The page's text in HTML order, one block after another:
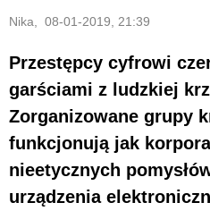
Nika, 08-01-2019, 21:39
Przestępcy cyfrowi
garściami z ludzkiej
Zorganizowane grupy
funkcjonują jak
nieetycznych
urządzenia